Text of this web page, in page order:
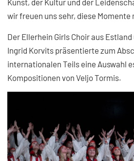
wir freuen uns sehr, diese Momente
Der Ellerhein Girls Choir aus
Ingrid Korvits präsentierte zum
internationalen Teils eine Auswahl
Kompositionen von Veljo Tormis.